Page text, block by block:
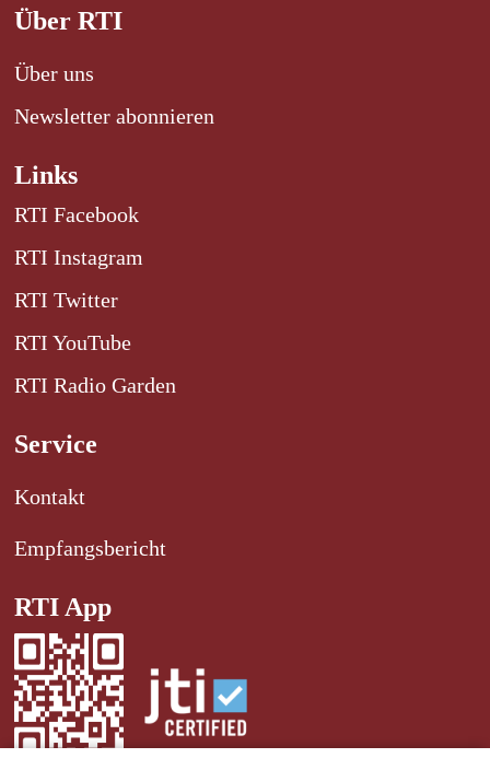
Über RTI
Über uns
Newsletter abonnieren
Links
RTI Facebook
RTI Instagram
RTI Twitter
RTI YouTube
RTI Radio Garden
Service
Kontakt
Empfangsbericht
RTI App